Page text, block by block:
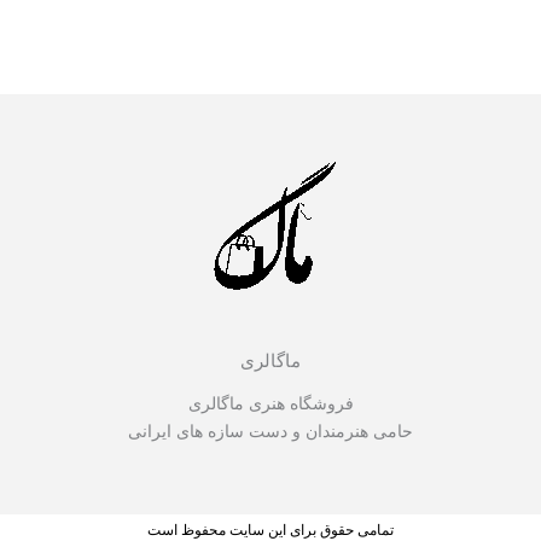
ماگالری
فروشگاه هنری ماگالری
حامی هنرمندان و دست سازه های ایرانی
تمامی حقوق برای این سایت محفوظ است